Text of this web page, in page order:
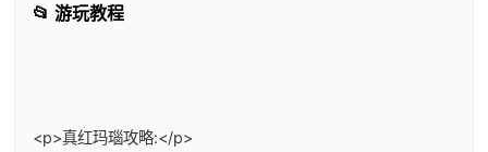
📂 游玩教程
<p>真红玛瑙攻略:</p>